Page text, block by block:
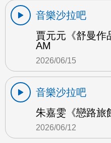
音樂沙拉吧
賈元元《舒曼作
AM
2026/06/15
音樂沙拉吧
朱嘉雯《戀路旅
2026/06/12